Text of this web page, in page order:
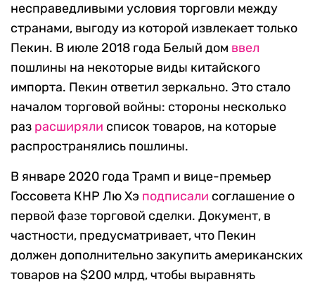
несправедливыми условия торговли между
странами, выгоду из которой извлекает только
Пекин. В июле 2018 года Белый дом ввел
пошлины на некоторые виды китайского
импорта. Пекин ответил зеркально. Это стало
началом торговой войны: стороны несколько
раз расширяли список товаров, на которые
распространялись пошлины.
В январе 2020 года Трамп и вице-премьер
Госсовета КНР Лю Хэ подписали соглашение о
первой фазе торговой сделки. Документ, в
частности, предусматривает, что Пекин
должен дополнительно закупить американских
товаров на $200 млрд, чтобы выравнять